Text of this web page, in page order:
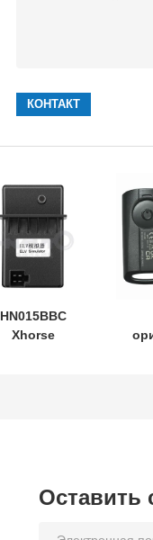
HN015BBC
Xhorse
Оставить